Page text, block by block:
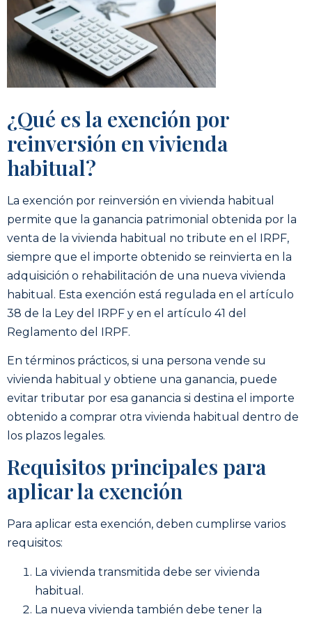
¿Qué es la exención por
reinversión en vivienda
habitual?
La exención por reinversión en vivienda habitual
permite que la ganancia patrimonial obtenida por la
venta de la vivienda habitual no tribute en el IRPF,
siempre que el importe obtenido se reinvierta en la
adquisición o rehabilitación de una nueva vivienda
habitual. Esta exención está regulada en el artículo
38 de la Ley del IRPF y en el artículo 41 del
Reglamento del IRPF.
En términos prácticos, si una persona vende su
vivienda habitual y obtiene una ganancia, puede
evitar tributar por esa ganancia si destina el importe
obtenido a comprar otra vivienda habitual dentro de
los plazos legales.
Requisitos principales para
aplicar la exención
Para aplicar esta exención, deben cumplirse varios
requisitos:
La vivienda transmitida debe ser vivienda
habitual.
La nueva vivienda también debe tener la